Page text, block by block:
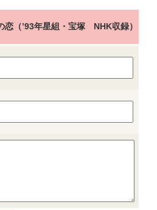
恋（’93年星組・宝塚 NHK収録）